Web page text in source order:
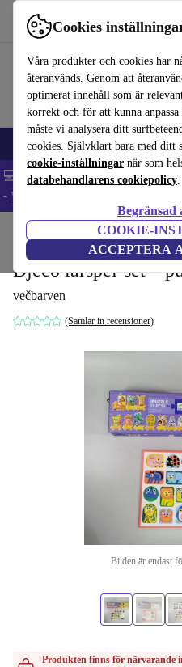
Cookies
Våra produkter och cookies har
återanvänds. Genom att
optimerat innehåll som är
korrekt och för att kunna
måste vi analysera ditt
cookies. Självklart bara med ditt
cookie-inställningar när som
databehandlarens cookiepolicy.
Begränsad
COOKIE-
ACCEPTERA
Använd refurbed snabbt och enkelt
🎒 Back to school Mobiltelefoner
💻 Extra 5% rabatt på alla
- Villkor
Leksaker
Djeco lärspel-set –
večbarven
(Samlar in recensioner)
Bilden är endast
Produkten finns för närvarande